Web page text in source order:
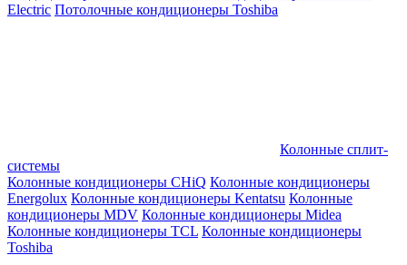
Electric Потолочные кондиционеры Toshiba
Колонные сплит-
системы
Колонные кондиционеры CHiQ Колонные кондиционеры
Energolux Колонные кондиционеры Kentatsu Колонные
кондиционеры MDV Колонные кондиционеры Midea
Колонные кондиционеры TCL Колонные кондиционеры
Toshiba